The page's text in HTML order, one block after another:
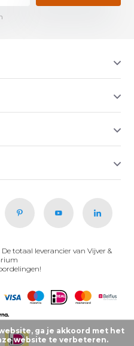
totaal leverancier van Vijver &
ga je akkoord met het
website te verbeteren.